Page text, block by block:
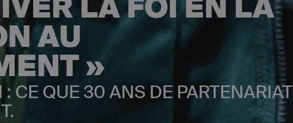
LA FOI EN LA
AU
»
CE QUE 30 ANS DE PARTENARIAT